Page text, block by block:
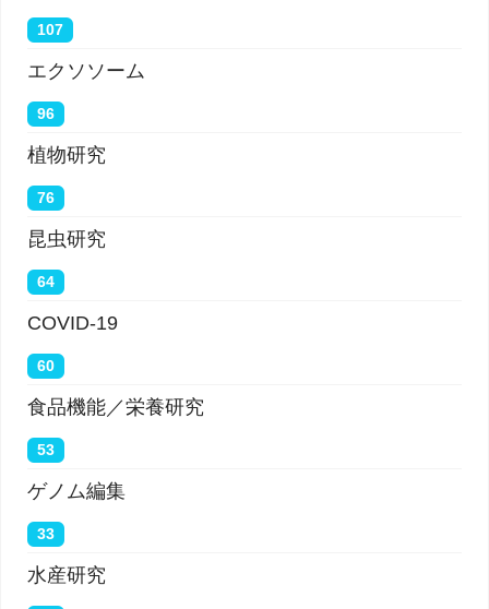
107
エクソソーム
96
植物研究
76
昆虫研究
64
COVID-19
60
食品機能／栄養研究
53
ゲノム編集
33
水産研究